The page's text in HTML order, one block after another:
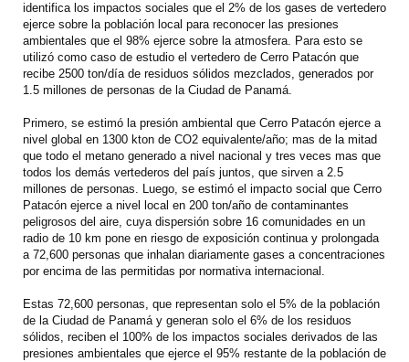
identifica los impactos sociales que el 2% de los gases de vertedero
ejerce sobre la población local para reconocer las presiones
ambientales que el 98% ejerce sobre la atmosfera. Para esto se
utilizó como caso de estudio el vertedero de Cerro Patacón que
recibe 2500 ton/día de residuos sólidos mezclados, generados por
1.5 millones de personas de la Ciudad de Panamá.
Primero, se estimó la presión ambiental que Cerro Patacón ejerce a
nivel global en 1300 kton de CO2 equivalente/año; mas de la mitad
que todo el metano generado a nivel nacional y tres veces mas que
todos los demás vertederos del país juntos, que sirven a 2.5
millones de personas. Luego, se estimó el impacto social que Cerro
Patacón ejerce a nivel local en 200 ton/año de contaminantes
peligrosos del aire, cuya dispersión sobre 16 comunidades en un
radio de 10 km pone en riesgo de exposición continua y prolongada
a 72,600 personas que inhalan diariamente gases a concentraciones
por encima de las permitidas por normativa internacional.
Estas 72,600 personas, que representan solo el 5% de la población
de la Ciudad de Panamá y generan solo el 6% de los residuos
sólidos, reciben el 100% de los impactos sociales derivados de las
presiones ambientales que ejerce el 95% restante de la población de